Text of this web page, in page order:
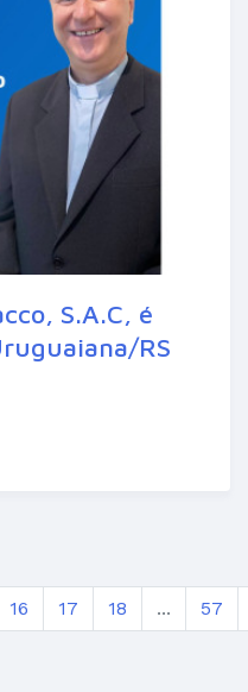
S.A.C, é
RS
16 17 18 ... 57